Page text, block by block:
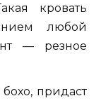
кровать
любой
— резное
придаст